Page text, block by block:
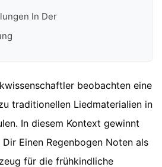
In Der
beobachten eine
traditionellen Liedmaterialien in
In diesem Kontext gewinnt
Einen Regenbogen Noten als
für die frühkindliche